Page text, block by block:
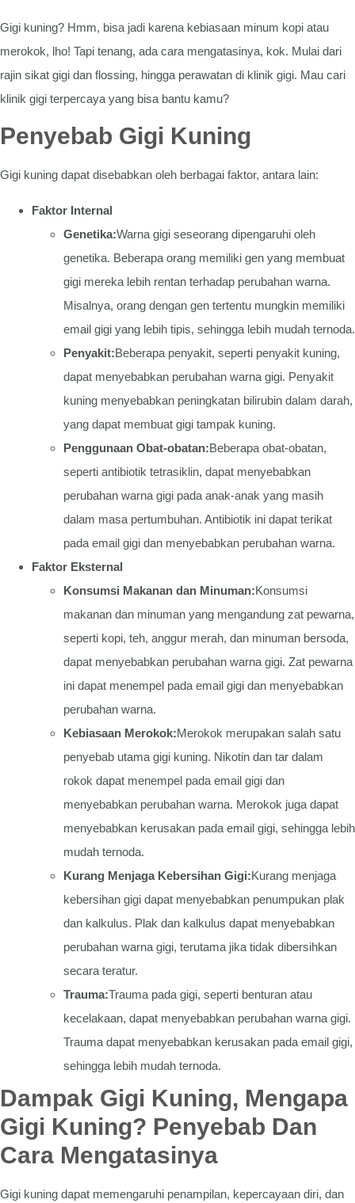
Gigi kuning? Hmm, bisa jadi karena kebiasaan minum kopi atau
merokok, lho! Tapi tenang, ada cara mengatasinya, kok. Mulai dari
rajin sikat gigi dan flossing, hingga perawatan di klinik gigi. Mau cari
klinik gigi terpercaya yang bisa bantu kamu?
Penyebab Gigi Kuning
Gigi kuning dapat disebabkan oleh berbagai faktor, antara lain:
Faktor Internal
Genetika:Warna gigi seseorang dipengaruhi oleh
genetika. Beberapa orang memiliki gen yang membuat
gigi mereka lebih rentan terhadap perubahan warna.
Misalnya, orang dengan gen tertentu mungkin memiliki
email gigi yang lebih tipis, sehingga lebih mudah ternoda.
Penyakit:Beberapa penyakit, seperti penyakit kuning,
dapat menyebabkan perubahan warna gigi. Penyakit
kuning menyebabkan peningkatan bilirubin dalam darah,
yang dapat membuat gigi tampak kuning.
Penggunaan Obat-obatan:Beberapa obat-obatan,
seperti antibiotik tetrasiklin, dapat menyebabkan
perubahan warna gigi pada anak-anak yang masih
dalam masa pertumbuhan. Antibiotik ini dapat terikat
pada email gigi dan menyebabkan perubahan warna.
Faktor Eksternal
Konsumsi Makanan dan Minuman:Konsumsi
makanan dan minuman yang mengandung zat pewarna,
seperti kopi, teh, anggur merah, dan minuman bersoda,
dapat menyebabkan perubahan warna gigi. Zat pewarna
ini dapat menempel pada email gigi dan menyebabkan
perubahan warna.
Kebiasaan Merokok:Merokok merupakan salah satu
penyebab utama gigi kuning. Nikotin dan tar dalam
rokok dapat menempel pada email gigi dan
menyebabkan perubahan warna. Merokok juga dapat
menyebabkan kerusakan pada email gigi, sehingga lebih
mudah ternoda.
Kurang Menjaga Kebersihan Gigi:Kurang menjaga
kebersihan gigi dapat menyebabkan penumpukan plak
dan kalkulus. Plak dan kalkulus dapat menyebabkan
perubahan warna gigi, terutama jika tidak dibersihkan
secara teratur.
Trauma:Trauma pada gigi, seperti benturan atau
kecelakaan, dapat menyebabkan perubahan warna gigi.
Trauma dapat menyebabkan kerusakan pada email gigi,
sehingga lebih mudah ternoda.
Dampak Gigi Kuning, Mengapa
Gigi Kuning? Penyebab Dan
Cara Mengatasinya
Gigi kuning dapat memengaruhi penampilan, kepercayaan diri, dan